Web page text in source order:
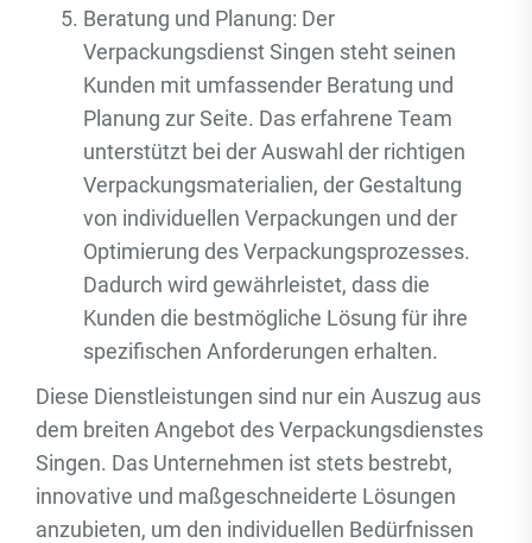
Beratung und Planung: Der
Verpackungsdienst Singen steht seinen
Kunden mit umfassender Beratung und
Planung zur Seite. Das erfahrene Team
unterstützt bei der Auswahl der richtigen
Verpackungsmaterialien, der Gestaltung
von individuellen Verpackungen und der
Optimierung des Verpackungsprozesses.
Dadurch wird gewährleistet, dass die
Kunden die bestmögliche Lösung für ihre
spezifischen Anforderungen erhalten.
Diese Dienstleistungen sind nur ein Auszug aus
dem breiten Angebot des Verpackungsdienstes
Singen. Das Unternehmen ist stets bestrebt,
innovative und maßgeschneiderte Lösungen
anzubieten, um den individuellen Bedürfnissen